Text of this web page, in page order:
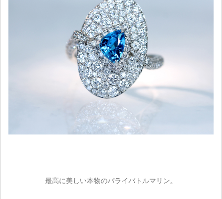
最高に美しい本物のパライバトルマリン。